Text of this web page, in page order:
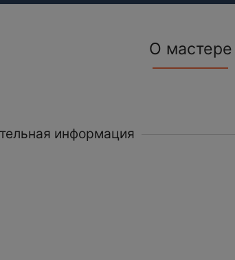
О мастере
информация